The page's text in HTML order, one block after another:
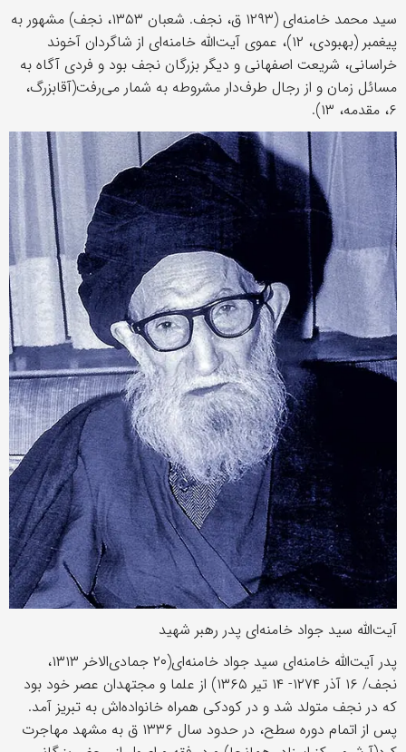
سید محمد خامنه‌ای (۱۲۹۳ ق، نجف. شعبان ۱۳۵۳، نجف) مشهور به
پیغمبر (بهبودی، ۱۲)، عموی آیت‌الله خامنه‌ای از شاگردان آخوند
خراسانی، شریعت اصفهانی و دیگر بزرگان نجف بود و فردی آگاه به
مسائل زمان و از رجال طرف‌دار مشروطه به شمار می‌رفت(آقابزرگ،
۶، مقدمه، ۱۳).
آیت‌الله سید جواد خامنه‌ای پدر رهبر شهید
پدر آیت‌الله خامنه‌ای سید جواد خامنه‌ای(۲۰ جمادی‌الاخر ۱۳۱۳،
نجف/ ۱۶ آذر ۱۲۷۴- ۱۴ تیر ۱۳۶۵) از علما و مجتهدان عصر خود بود
که در نجف متولد شد و در کودکی همراه خانواده‌اش به تبریز آمد.
پس از اتمام دوره سطح، در حدود سال ۱۳۳۶ ق به مشهد مهاجرت